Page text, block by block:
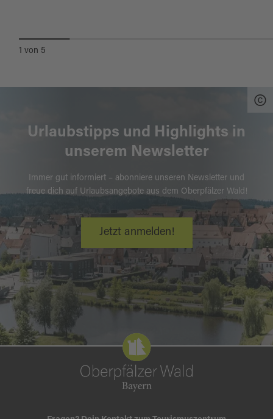
1 von 5
Urlaubstipps und Highlights in
unserem Newsletter
Immer gut informiert – abonniere unseren Newsletter und
freue dich auf Urlaubsangebote aus dem Oberpfälzer Wald!
Jetzt anmelden!